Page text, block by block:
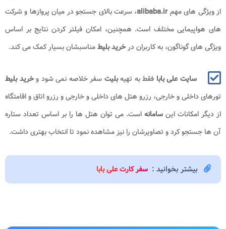
های مهمalibaba.ir، سرعت بالای جستجو در میان پروازها و شرکت
مختلف است. همچنین، امکان فیلتر کردن نتایج بر اساس
گوناگون، به کاربران درخرید بلیطمناسبشان بسیار کمک می کند.
علی بابافقط به تهیهبلیتسفر خلاصه نمی شود وخرید بلیط
و خارجی، رزرو هتل های داخلی و خارجی و رزرو اتاق و اقامتگاه
اینسامانهاست. می توان هتل ها را بر اساس تعداد ستاره
کرد و تصاویرشان را نیز مشاهده نمود تا انتخاب بهتری داشت.
بخوانید : سفر کارت علی بابا